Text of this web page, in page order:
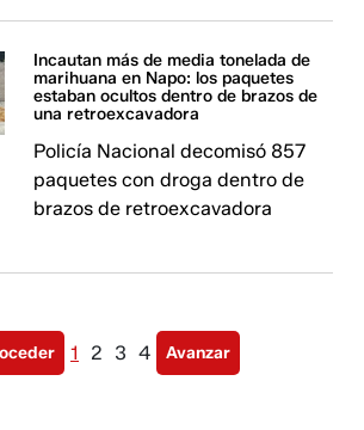
Incautan más de media tonelada de
marihuana en Napo: los paquetes
estaban ocultos dentro de brazos de
una retroexcavadora
Policía Nacional decomisó 857
paquetes con droga dentro de
brazos de retroexcavadora
1 2 3 4 Avanzar